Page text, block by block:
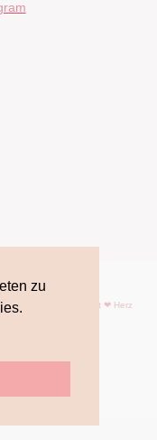
zu
by | mit ❤ Herz